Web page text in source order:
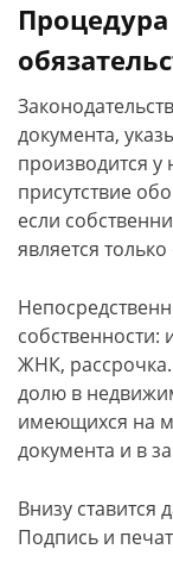
документа,
производится у
присутствие
если
является только
собственности:
ЖНК, рассрочка.
долю в
имеющихся на
документа и в
Внизу ставится
Подпись и